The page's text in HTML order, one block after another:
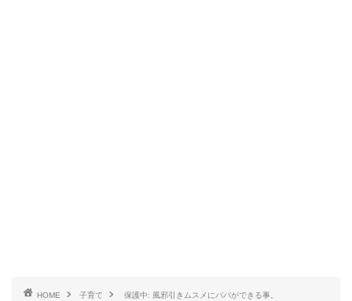
HOME 子育て 保護中: 風邪引きムスメにパパができる事。